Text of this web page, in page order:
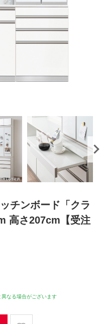
チンボード「クラ
高さ207cm【受注
なる場合がございます